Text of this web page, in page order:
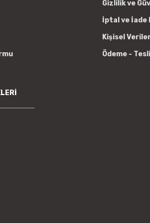
Gizlilik ve
İptal ve İade
Kişisel
Ödeme -